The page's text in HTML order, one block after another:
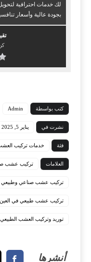
لك خدمات احترافية
بجودة عالية وأسعار
كتب بواسطة Admin
نشرت في يناير 5, 2025
فئة خدمات تركيب
العلامات تركيب عشب
تركيب عشب صناعي وطبيعي
تركيب عشب طبيعي في العين
توريد وتركيب العشب